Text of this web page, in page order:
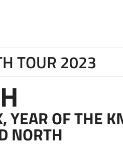
TOUR 2023
YEAR OF THE
NORTH